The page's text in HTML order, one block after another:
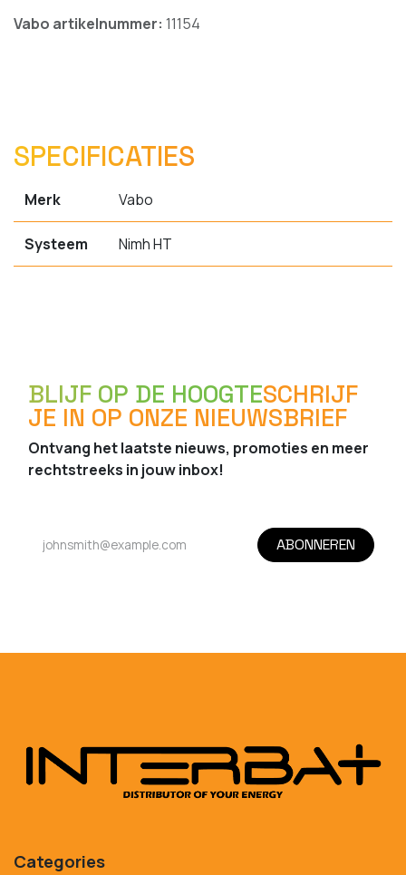
Vabo artikelnummer: 11154
SPECIFICATIES
Merk Vabo
Systeem Nimh HT
BLIJF OP DE HOOGTESCHRIJF
JE IN OP ONZE NIEUWSBRIEF
Ontvang het laatste nieuws, promoties en meer
rechtstreeks in jouw inbox!
ABONNEREN
Categories